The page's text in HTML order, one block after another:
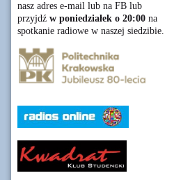
nasz adres e-mail lub na FB lub
przyjdź w poniedziałek o 20:00 na
spotkanie radiowe w naszej siedzibie.